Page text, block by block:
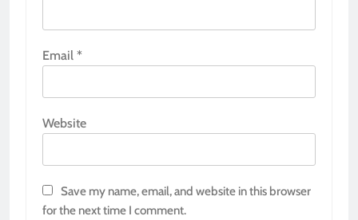
Email *
Website
Save my name, email, and website in this browser
for the next time I comment.